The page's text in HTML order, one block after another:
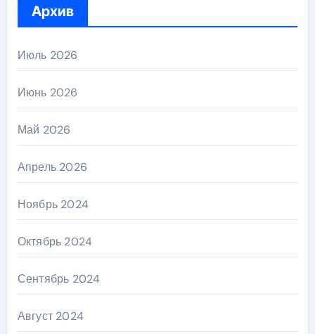
Архив
Июль 2026
Июнь 2026
Май 2026
Апрель 2026
Ноябрь 2024
Октябрь 2024
Сентябрь 2024
Август 2024